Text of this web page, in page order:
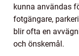
kunna användas
fotgängare,
blir ofta en
och önskemål.